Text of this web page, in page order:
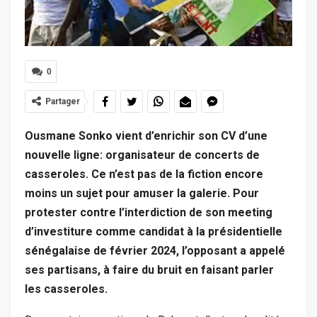
0
Partager
Ousmane Sonko vient d’enrichir son CV d’une
nouvelle ligne: organisateur de concerts de
casseroles. Ce n’est pas de la fiction encore
moins un sujet pour amuser la galerie. Pour
protester contre l’interdiction de son meeting
d’investiture comme candidat à la présidentielle
sénégalaise de février 2024, l’opposant a appelé
ses partisans, à faire du bruit en faisant parler
les casseroles.